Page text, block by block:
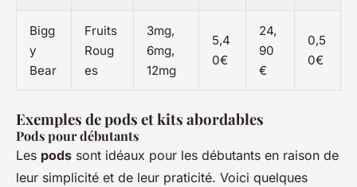
Bigg
y
Bear
Fruits
Roug
es
3mg,
6mg,
12mg
5,4
0€
24,
90
€
0,5
0€
Exemples de pods et kits abordables
Pods pour débutants
Les pods sont idéaux pour les débutants en raison de
leur simplicité et de leur praticité. Voici quelques